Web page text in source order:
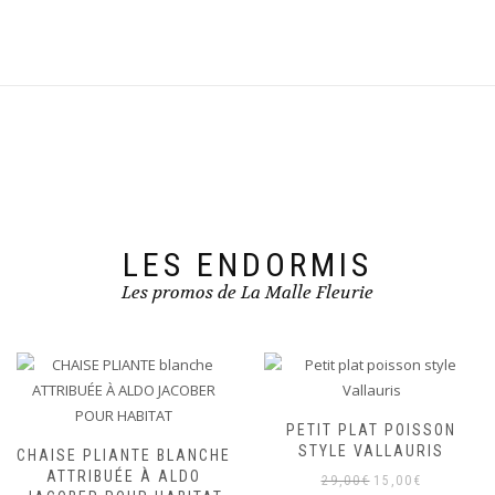
LES ENDORMIS
Les promos de La Malle Fleurie
CHAISE PLIANTE BLANCHE
ATTRIBUÉE À ALDO
PETIT PLAT POISSON
STYLE VALLAURIS
29,00€ Le
15,00 €